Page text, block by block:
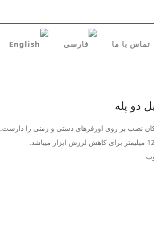
تماس با ما
دو پله
نصب بر روی اورفرهای دستی و زمنی را دارست.